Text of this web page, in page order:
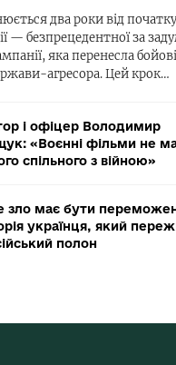
два роки від початку
— безпрецедентної за
яка перенесла бойові
агресора. Цей крок…
і офіцер Володимир
«Воєнні фільми не
спільного з війною»
зло має бути
українця, який
полон